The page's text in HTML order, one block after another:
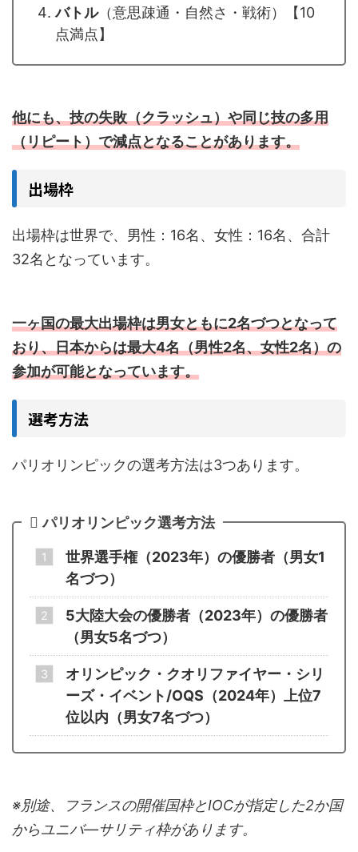
バトル（意思疎通・自然さ・戦術）【10
点満点】
他にも、技の失敗（クラッシュ）や同じ技の多用
（リピート）で減点となることがあります。
出場枠
出場枠は世界で、男性：16名、女性：16名、合計
32名となっています。
一ヶ国の最大出場枠は男女ともに2名づつとなって
おり、日本からは最大4名（男性2名、女性2名）の
参加が可能となっています。
選考方法
パリオリンピックの選考方法は3つあります。
パリオリンピック選考方法
世界選手権（2023年）の優勝者（男女1
名づつ）
5大陸大会の優勝者（2023年）の優勝者
（男女5名づつ）
オリンピック・クオリファイヤー・シリ
ーズ・イベント/OQS（2024年）上位7
位以内（男女7名づつ）
※別途、フランスの開催国枠とIOCが指定した2か国
からユニバ―サリティ枠があります。